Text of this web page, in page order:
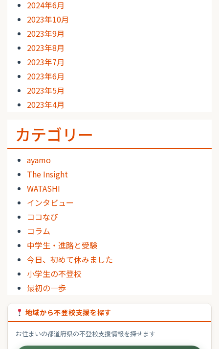
2024年6月
2023年10月
2023年9月
2023年8月
2023年7月
2023年6月
2023年5月
2023年4月
カテゴリー
ayamo
The Insight
WATASHI
インタビュー
ココなび
コラム
中学生・進路と受験
今日、初めて休みました
小学生の不登校
最初の一歩
地域から不登校支援を探す
お住まいの都道府県の不登校支援情報を探せます